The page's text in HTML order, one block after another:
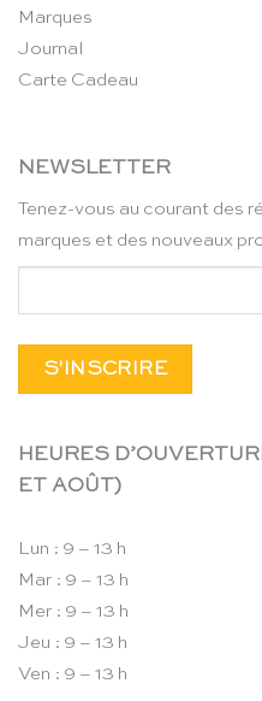
Marques
Journal
Carte Cadeau
NEWSLETTER
Tenez-vous au courant des
marques et des nouveaux
HEURES
ET AOÛT)
Lun : 9 – 13 h
Mar : 9 – 13 h
Mer : 9 – 13 h
Jeu : 9 – 13 h
Ven : 9 – 13 h